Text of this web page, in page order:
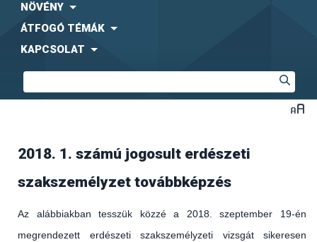
NÖVÉNY
ÁTFOGÓ TÉMÁK
KAPCSOLAT
2018. 1. számú jogosult erdészeti
szakszemélyzet továbbképzés
Az alábbiakban tesszük közzé a 2018. szeptember 19-én
megrendezett erdészeti szakszemélyzeti vizsgát sikeresen